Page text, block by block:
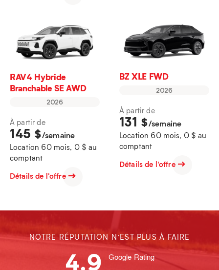
RAV4 Hybride
Branchable SE AWD
2026
À partir de
145 $/semaine
Location 60 mois, 0 $ au
comptant
Détails de l'offre
BZ XLE FWD
2026
À partir de
131 $/semaine
Location 60 mois, 0 $ au
comptant
Détails de l'offre
NOTRE RÉPUTATION N’EST PLUS À FAIRE
Google Rating
4.9